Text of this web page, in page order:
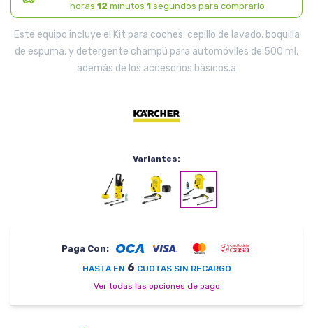
horas 12minutos 0 segundos para comprarlo
Este equipo incluye el Kit para coches: cepillo de lavado, boquilla
de espuma, y detergente champú para automóviles de 500 ml,
además de los accesorios básicos.a
Variantes:
Paga Con:
HASTA EN 6 CUOTAS SIN RECARGO
Ver todas las opciones de pago
Herramientas